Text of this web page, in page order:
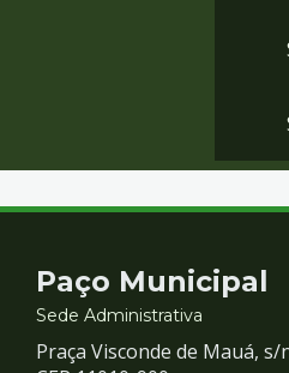
Contato
e
Paço Municipal
Sede Administrativa
Praça Visconde de Mauá, s/